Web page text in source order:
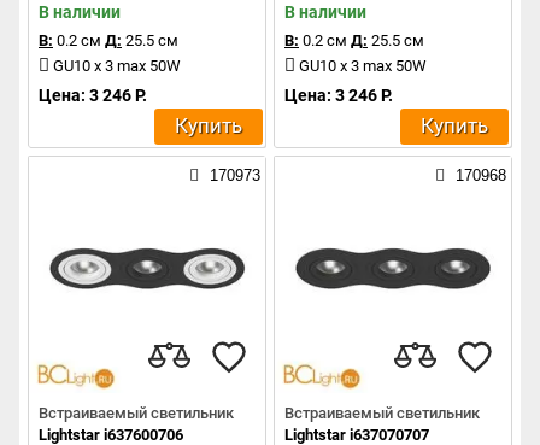
В наличии
В: 0.2 см Д: 25.5 см
GU10 x 3 max 50W
Цена: 3 246 Р.
Купить
В наличии
В: 0.2 см Д: 25.5 см
GU10 x 3 max 50W
Цена: 3 246 Р.
Купить
170973
Встраиваемый светильник
Lightstar i637600706
170968
Встраиваемый светильник
Lightstar i637070707